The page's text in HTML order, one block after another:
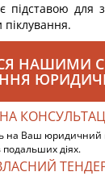
підставою для
НАШИМИ
на Ваш
подальших діях.